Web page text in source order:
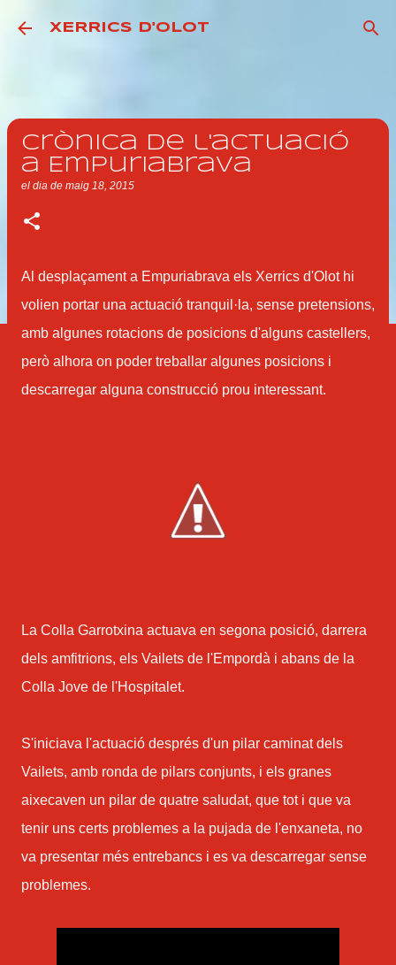
Salta al contingut principal
XERRICS D'OLOT
Crònica de l'actuació
a Empuriabrava
el dia de maig 18, 2015
Al desplaçament a Empuriabrava els Xerrics d'Olot hi
volien portar una actuació tranquil·la, sense pretensions,
amb algunes rotacions de posicions d'alguns castellers,
però alhora on poder treballar algunes posicions i
descarregar alguna construcció prou interessant.
La Colla Garrotxina actuava en segona posició, darrera
dels amfitrions, els Vailets de l'Empordà i abans de la
Colla Jove de l'Hospitalet.
S'iniciava l'actuació després d'un pilar caminat dels
Vailets, amb ronda de pilars conjunts, i els granes
aixecaven un pilar de quatre saludat, que tot i que va
tenir uns certs problemes a la pujada de l'enxaneta, no
va presentar més entrebancs i es va descarregar sense
problemes.